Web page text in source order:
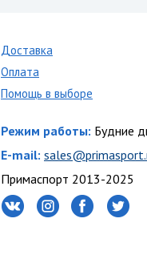
Доставка
Оплата
Помощь в выборе
Режим работы: Будние
E-mail:
Примаспорт 2013-2025